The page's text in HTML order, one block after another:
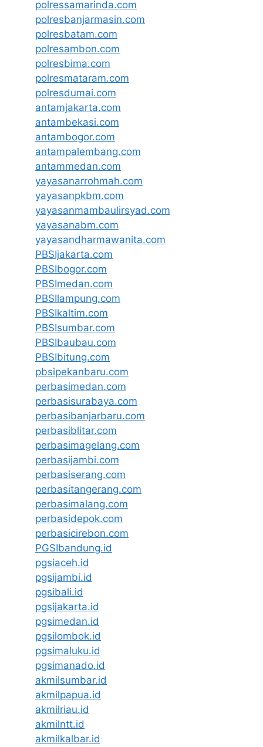
polressamarinda.com
polresbanjarmasin.com
polresbatam.com
polresambon.com
polresbima.com
polresmataram.com
polresdumai.com
antamjakarta.com
antambekasi.com
antambogor.com
antampalembang.com
antammedan.com
yayasanarrohmah.com
yayasanpkbm.com
yayasanmambaulirsyad.com
yayasanabm.com
yayasandharmawanita.com
PBSIjakarta.com
PBSIbogor.com
PBSImedan.com
PBSIlampung.com
PBSIkaltim.com
PBSIsumbar.com
PBSIbaubau.com
PBSIbitung.com
pbsipekanbaru.com
perbasimedan.com
perbasisurabaya.com
perbasibanjarbaru.com
perbasiblitar.com
perbasimagelang.com
perbasijambi.com
perbasiserang.com
perbasitangerang.com
perbasimalang.com
perbasidepok.com
perbasicirebon.com
PGSIbandung.id
pgsiaceh.id
pgsijambi.id
pgsibali.id
pgsijakarta.id
pgsimedan.id
pgsilombok.id
pgsimaluku.id
pgsimanado.id
akmilsumbar.id
akmilpapua.id
akmilriau.id
akmilntt.id
akmilkalbar.id